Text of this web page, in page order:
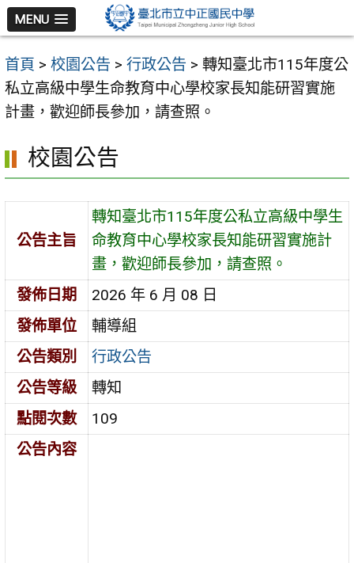
跳
至
主
要
內
區
MENU
首頁 > 校園公告 > 行政公告 > 轉知臺北市115年度公
私立高級中學生命教育中心學校家長知能研習實施
計畫，歡迎師長參加，請查照。
校園公告
公告主旨
轉知臺北市115年度公私立高級中學生
命教育中心學校家長知能研習實施計
畫，歡迎師長參加，請查照。
發佈日期
2026 年 6 月 08 日
發佈單位
輔導組
公告類別
行政公告
公告等級
轉知
點閱次數
109
公告內容